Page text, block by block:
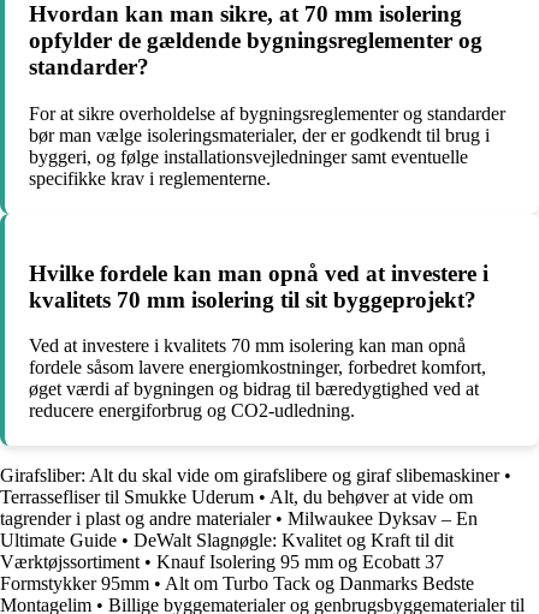
Hvordan kan man sikre, at 70 mm isolering
opfylder de gældende bygningsreglementer og
standarder?
For at sikre overholdelse af bygningsreglementer og standarder
bør man vælge isoleringsmaterialer, der er godkendt til brug i
byggeri, og følge installationsvejledninger samt eventuelle
specifikke krav i reglementerne.
Hvilke fordele kan man opnå ved at investere i
kvalitets 70 mm isolering til sit byggeprojekt?
Ved at investere i kvalitets 70 mm isolering kan man opnå
fordele såsom lavere energiomkostninger, forbedret komfort,
øget værdi af bygningen og bidrag til bæredygtighed ved at
reducere energiforbrug og CO2-udledning.
Girafsliber: Alt du skal vide om girafslibere og giraf slibemaskiner•
Terrassefliser til Smukke Uderum • Alt, du behøver at vide om
tagrender i plast og andre materialer• Milwaukee Dyksav – En
Ultimate Guide • DeWalt Slagnøgle: Kvalitet og Kraft til dit
Værktøjssortiment • Knauf Isolering 95 mm og Ecobatt 37
Formstykker 95mm • Alt om Turbo Tack og Danmarks Bedste
Montagelim • Billige byggematerialer og genbrugsbyggematerialer til